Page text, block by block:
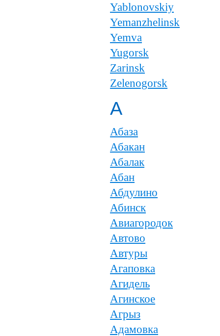
Yablonovskiy
Yemanzhelinsk
Yemva
Yugorsk
Zarinsk
Zelenogorsk
А
Абаза
Абакан
Абалак
Абан
Абдулино
Абинск
Авиагородок
Автово
Автуры
Агаповка
Агидель
Агинское
Агрыз
Адамовка